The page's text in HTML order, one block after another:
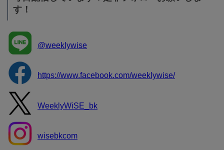
す！
@weeklywise
https://www.facebook.com/weeklywise/
WeeklyWiSE_bk
wisebkcom